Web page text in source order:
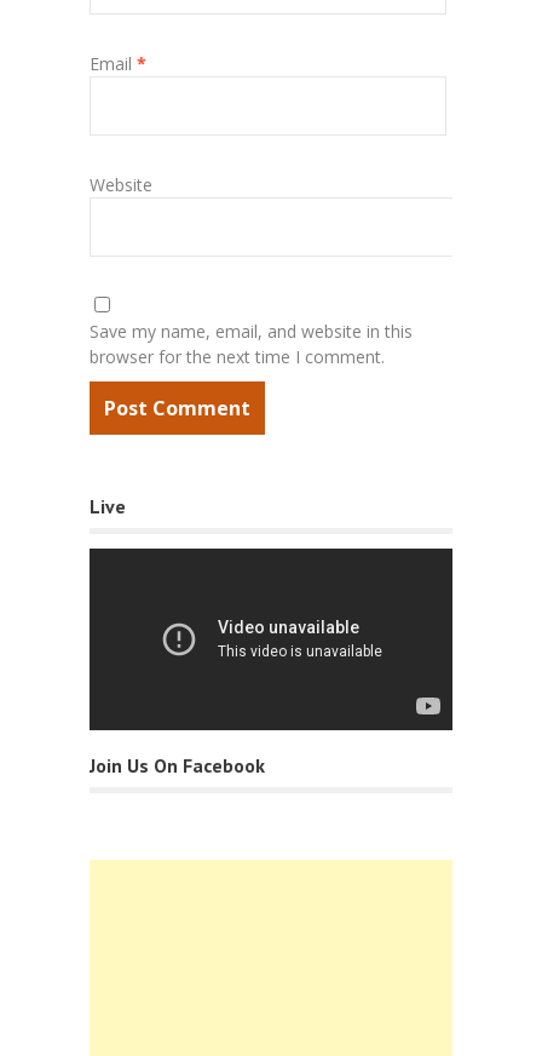
Email *
Website
Save my name, email, and website in this
browser for the next time I comment.
Live
Join Us On Facebook